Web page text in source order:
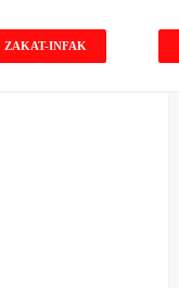
ZAKAT-INFAK